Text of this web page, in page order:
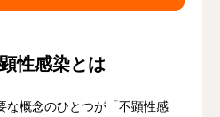
性感染とは
な概念のひとつが「不顕性感